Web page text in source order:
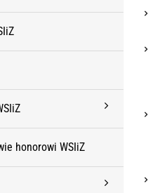
honorowi WSIiZ